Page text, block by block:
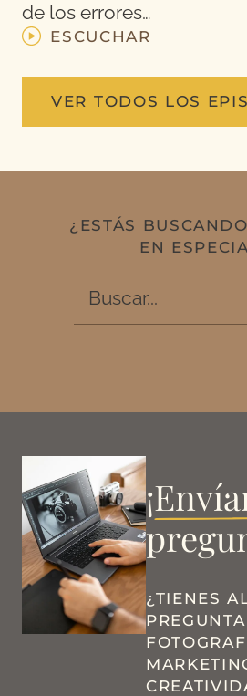
de los errores…
ESCUCHAR
VER TODOS LOS
¿ESTÁS
EN
¡
¿TIENES